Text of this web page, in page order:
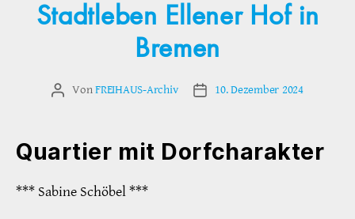
Stadtleben Ellener Hof in
Bremen
Beitragsautor
VonFREIHAUS-Archiv Veröffentlichungsdatum
10. Dezember 2024
Quartier mit Dorfcharakter
*** Sabine Schöbel ***